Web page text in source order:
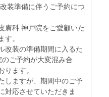
装準備に伴うご予約につ
膚科 神戸院をご愛顧いた
。
改装の準備期間に入るた
ご予約が大変混み合
ます。
しますが、期間中のご予
対応させていただきま